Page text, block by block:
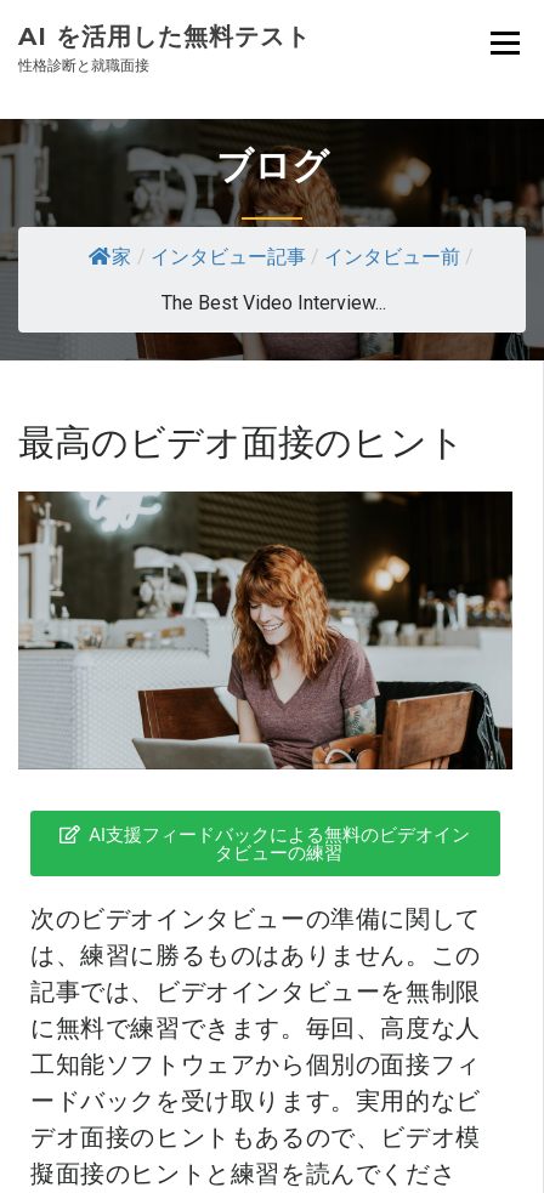
AI を活用した無料テスト
性格診断と就職面接
ブログ
家 / インタビュー記事 / インタビュー前 /
The Best Video Interview...
最高のビデオ面接のヒント
AI支援フィードバックによる無料のビデオイン
タビューの練習
次のビデオインタビューの準備に関して
は、練習に勝るものはありません。この
記事では、ビデオインタビューを無制限
に無料で練習できます。毎回、高度な人
工知能ソフトウェアから個別の面接フィ
ードバックを受け取ります。実用的なビ
デオ面接のヒントもあるので、ビデオ模
擬面接のヒントと練習を読んでくださ